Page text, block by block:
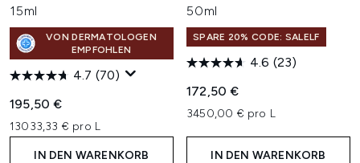
15ml
VON DERMATOLOGEN
EMPFOHLEN
4.7 (70)
195,50 €
13033,33 € pro L
IN DEN WARENKORB
50ml
SPARE 20% CODE: SALELF
4.6 (23)
172,50 €
3450,00 € pro L
IN DEN WARENKORB